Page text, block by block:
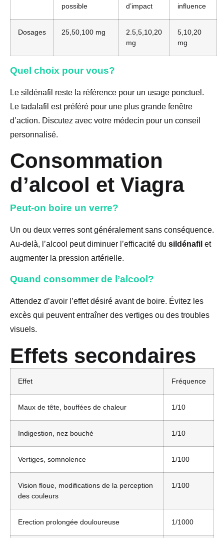
possible
d’impact
influence
Dosages 25,50,100 mg
2.5,5,10,20
mg
5,10,20
mg
Quel choix pour vous?
Le sildénafil reste la référence pour un usage ponctuel.
Le tadalafil est préféré pour une plus grande fenêtre
d’action. Discutez avec votre médecin pour un conseil
personnalisé.
Consommation
d’alcool et Viagra
Peut-on boire un verre?
Un ou deux verres sont généralement sans conséquence.
Au-delà, l’alcool peut diminuer l’efficacité du sildénafil et
augmenter la pression artérielle.
Quand consommer de l’alcool?
Attendez d’avoir l’effet désiré avant de boire. Évitez les
excès qui peuvent entraîner des vertiges ou des troubles
visuels.
Effets secondaires
Effet Fréquence
Maux de tête, bouffées de chaleur 1/10
Indigestion, nez bouché 1/10
Vertiges, somnolence 1/100
Vision floue, modifications de la perception
des couleurs
1/100
Erection prolongée douloureuse 1/1000